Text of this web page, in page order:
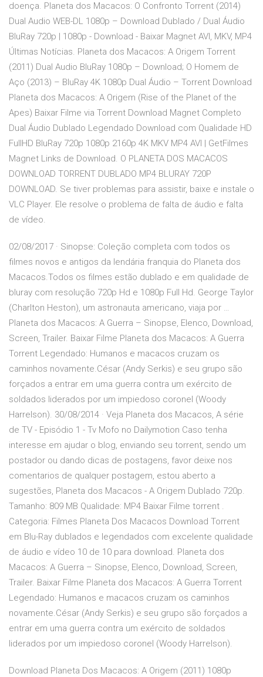
doença. Planeta dos Macacos: O Confronto Torrent (2014)
Dual Audio WEB-DL 1080p – Download Dublado / Dual Áudio
BluRay 720p | 1080p - Download - Baixar Magnet AVI, MKV, MP4
Últimas Notícias. Planeta dos Macacos: A Origem Torrent
(2011) Dual Audio BluRay 1080p – Download; O Homem de
Aço (2013) – BluRay 4K 1080p Dual Áudio – Torrent Download
Planeta dos Macacos: A Origem (Rise of the Planet of the
Apes) Baixar Filme via Torrent Download Magnet Completo
Dual Áudio Dublado Legendado Download com Qualidade HD
FullHD BluRay 720p 1080p 2160p 4K MKV MP4 AVI | GetFilmes
Magnet Links de Download. O PLANETA DOS MACACOS
DOWNLOAD TORRENT DUBLADO MP4 BLURAY 720P
DOWNLOAD. Se tiver problemas para assistir, baixe e instale o
VLC Player. Ele resolve o problema de falta de áudio e falta
de vídeo.
02/08/2017 · Sinopse: Coleção completa com todos os
filmes novos e antigos da lendária franquia do Planeta dos
Macacos.Todos os filmes estão dublado e em qualidade de
bluray com resolução 720p Hd e 1080p Full Hd. George Taylor
(Charlton Heston), um astronauta americano, viaja por …
Planeta dos Macacos: A Guerra – Sinopse, Elenco, Download,
Screen, Trailer. Baixar Filme Planeta dos Macacos: A Guerra
Torrent Legendado: Humanos e macacos cruzam os
caminhos novamente.César (Andy Serkis) e seu grupo são
forçados a entrar em uma guerra contra um exército de
soldados liderados por um impiedoso coronel (Woody
Harrelson). 30/08/2014 · Veja Planeta dos Macacos, A série
de TV - Episódio 1 - Tv Mofo no Dailymotion Caso tenha
interesse em ajudar o blog, enviando seu torrent, sendo um
postador ou dando dicas de postagens, favor deixe nos
comentarios de qualquer postagem, estou aberto a
sugestões, Planeta dos Macacos - A Origem Dublado 720p.
Tamanho: 809 MB Qualidade: MP4 Baixar Filme torrent .
Categoria: Filmes Planeta Dos Macacos Download Torrent
em Blu-Ray dublados e legendados com excelente qualidade
de áudio e vídeo 10 de 10 para download. Planeta dos
Macacos: A Guerra – Sinopse, Elenco, Download, Screen,
Trailer. Baixar Filme Planeta dos Macacos: A Guerra Torrent
Legendado: Humanos e macacos cruzam os caminhos
novamente.César (Andy Serkis) e seu grupo são forçados a
entrar em uma guerra contra um exército de soldados
liderados por um impiedoso coronel (Woody Harrelson).
Download Planeta Dos Macacos: A Origem (2011) 1080p